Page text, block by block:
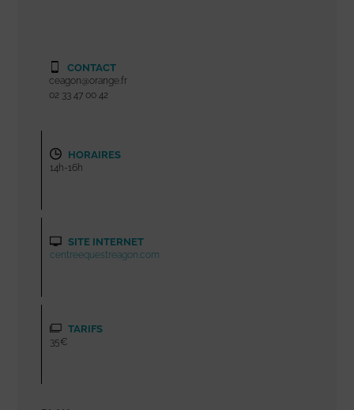
CONTACT
ceagon@orange.fr
02 33 47 00 42
HORAIRES
14h-16h
SITE INTERNET
centreequestreagon.com
TARIFS
35€